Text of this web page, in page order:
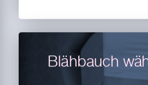
Blähbauch